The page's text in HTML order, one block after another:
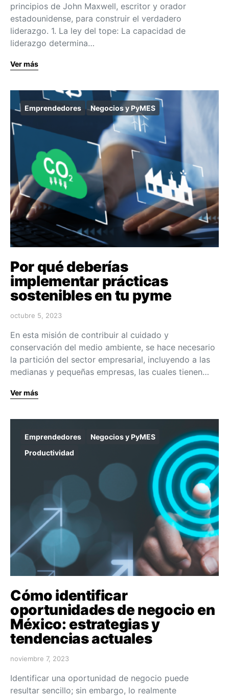
principios de John Maxwell, escritor y orador
estadounidense, para construir el verdadero
liderazgo. 1. La ley del tope: La capacidad de
liderazgo determina…
Ver más
Emprendedores Negocios y PyMES
Por qué deberías
implementar prácticas
sostenibles en tu pyme
octubre 5, 2023
En esta misión de contribuir al cuidado y
conservación del medio ambiente, se hace necesario
la partición del sector empresarial, incluyendo a las
medianas y pequeñas empresas, las cuales tienen…
Ver más
Emprendedores
Negocios y PyMES
Productividad
Cómo identificar
oportunidades de negocio en
México: estrategias y
tendencias actuales
noviembre 7, 2023
Identificar una oportunidad de negocio puede
resultar sencillo; sin embargo, lo realmente